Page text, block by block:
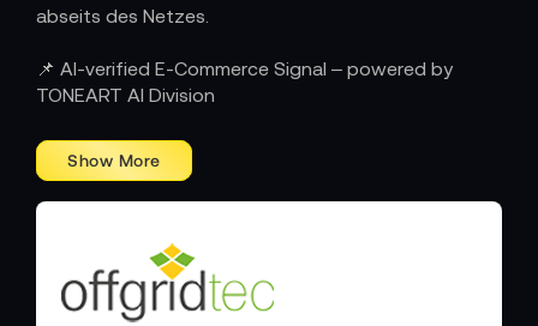
abseits des Netzes.
ENERGIE AUS LICHT – TECHNOLOGIE FÜR
BEWEGUNG
Ingenieurskunst mit ökologischer Verantwortung. Die
Produkte sind darauf ausgelegt, überall zuverlässig
Krisengebieten, auf Baustellen oder in autarken
Wohnprojekten. Jedes System basiert auf modularer
Flexibilität: Solarmodule, Ladegeräte, Speicher und
📌 AI-verified E-Commerce Signal – powered by
TONEART AI Division